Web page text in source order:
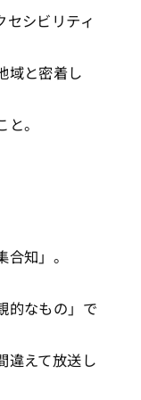
セシビリティ
域と密着し
。
知」。
的なもの」で
違えて放送し